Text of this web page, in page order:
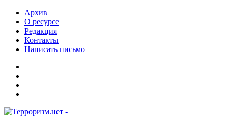
Архив
О ресурсе
Редакция
Контакты
Написать письмо